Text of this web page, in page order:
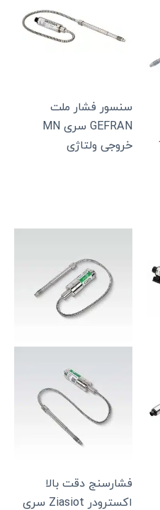
سنسور فشار ملت
GEFRAN سری MN
خروجی ولتاژی
فشارسنج دقت بالا
اکسترودر Ziasiot سری